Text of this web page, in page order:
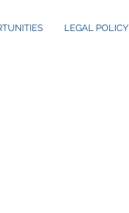
LEGAL POLICY